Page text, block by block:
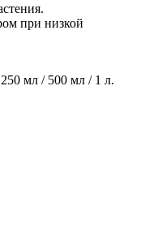
при низкой
мл / 500 мл / 1 л.